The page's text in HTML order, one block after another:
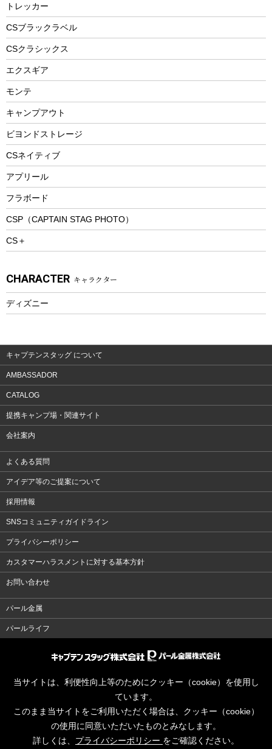
ステンレスボトル
フードボトル
トレー
ランチョンマット
ランチボックス
スプレー関係
ツール、他
エアーポンプ
アクセサリー
自転車ウェア
パラソル
フローティングベスト
ヘルメット
エアーポンプ
ビーチテント
ウィンター
スノーシュー
防寒ウェア
トレッキング
トレッキングアクセサリー
プレイグッズ
ウェルネス
ウェア、タオル
ウェア
防災用品
トレッカー
CSブラックラベル
CSクラシックス
エクスギア
モンテ
キャンプアウト
ビヨンドストレージ
CSネイティブ
アプリール
フラボード
CSP（CAPTAIN STAG PHOTO）
CS＋
CHARACTER キャラクター
ディズニー
キャプテンスタッグ について
AMBASSADOR
CATALOG
提携キャンプ場・関連サイト
会社案内
よくある質問
アイデア等のご提案について
採用情報
SNSコミュニティガイドライン
プライバシーポリシー
カスタマーハラスメントに対する基本方針
お問い合わせ
パール金属
パールライフ
当サイトは、利便性向上等のためにクッキー（cookie）を使用し
ています。
このまま当サイトをご利用いただく場合は、クッキー（cookie）
の使用に同意いただいたものとみなします。
詳しくは、 プライバシーポリシー をご確認ください。